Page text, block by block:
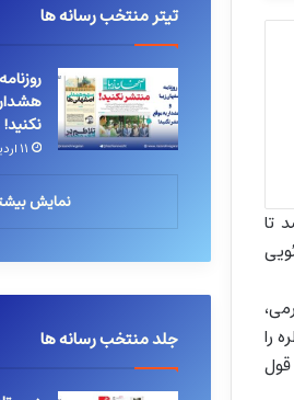
تا
را
تیتر منتخب رسانه ها
نکنید!
۱۱ اردیبهشت, ۱۴۰۴
نمایش
جلد منتخب رسانه ها